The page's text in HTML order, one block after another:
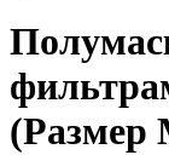
(Размер